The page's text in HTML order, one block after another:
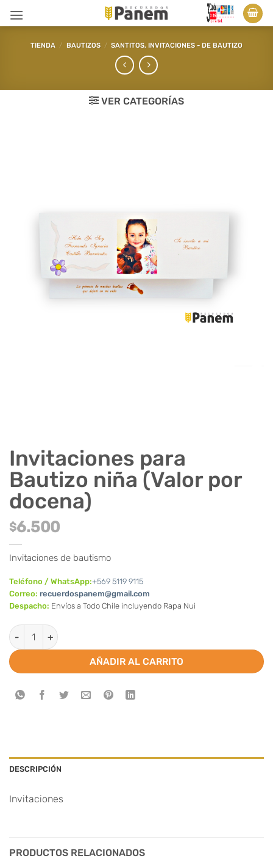
TIENDA / BAUTIZOS / SANTITOS, INVITACIONES - DE BAUTIZO
VER CATEGORÍAS
Invitaciones para
Bautizo niña (Valor por
docena)
$6.500
Invitaciones de bautismo
Teléfono / WhatsApp:+569 5119 9115
Correo: recuerdospanem@gmail.com
Despacho: Envíos a Todo Chile incluyendo Rapa Nui
Invitaciones para Bautizo niña (Valor por docena) cantidad
AÑADIR AL CARRITO
DESCRIPCIÓN
Invitaciones
PRODUCTOS RELACIONADOS